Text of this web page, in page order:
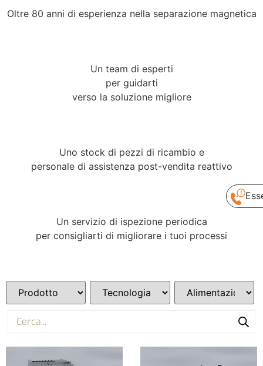
Oltre 80 anni di esperienza nella separazione magnetica
Un team di esperti
per guidarti
verso la soluzione migliore
Uno stock di pezzi di ricambio e
personale di assistenza post-vendita reattivo
Un servizio di ispezione periodica
per consigliarti di migliorare i tuoi processi